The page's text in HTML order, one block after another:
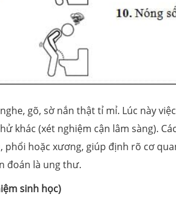
gõ, sờ nắn thật tỉ mỉ. Lúc này
khác (xét nghiệm cận lâm sàng).
phổi hoặc xương, giúp định rõ cơ
đoán là ung thư.
sinh học)